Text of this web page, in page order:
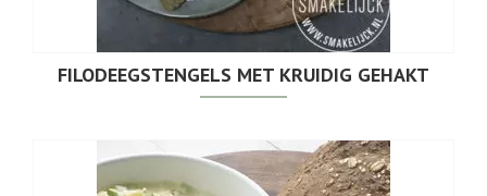
FILODEEGSTENGELS MET KRUIDIG GEHAKT